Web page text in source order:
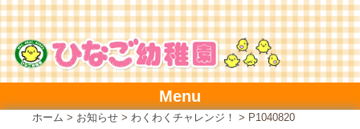
Skip
to
content
Menu
ホーム > お知らせ > わくわくチャレンジ！ > P1040820